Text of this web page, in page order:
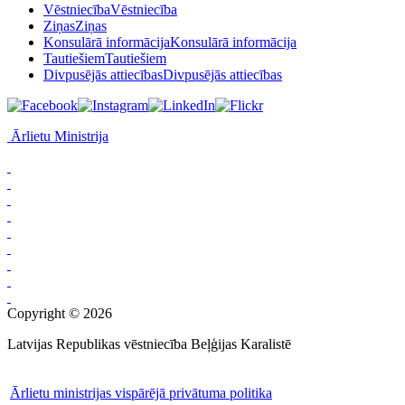
VēstniecībaVēstniecība
ZiņasZiņas
Konsulārā informācijaKonsulārā informācija
TautiešiemTautiešiem
Divpusējās attiecībasDivpusējās attiecības
Ārlietu Ministrija
Copyright © 2026
Latvijas Republikas vēstniecība Beļģijas Karalistē
Ārlietu ministrijas vispārējā privātuma politika